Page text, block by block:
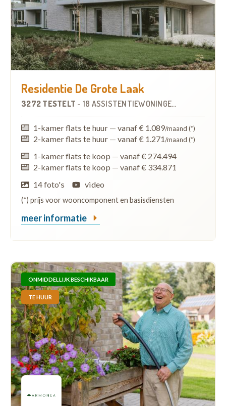
Residentie De Grote Laak
3272 TESTELT - 18 ASSISTENTIEWONINGEN
1-kamer flats te huur — vanaf € 1.089/maand (*)
2-kamer flats te huur — vanaf € 1.271/maand (*)
1-kamer flats te koop — vanaf € 274.494
2-kamer flats te koop — vanaf € 334.871
14 foto's
video
(*) prijs voor wooncomponent en basisdiensten
meer informatie
ONMIDDELLIJK BESCHIKBAAR
TE HUUR